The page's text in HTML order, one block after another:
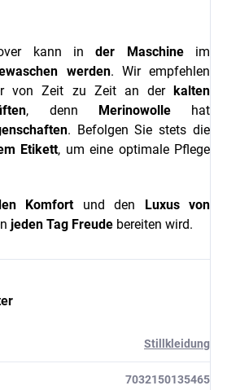
kann inder Maschineim
werden. Wir empfehlen
von Zeit zu Zeit an der
kalten
, denn Merinowollehat
. Befolgen Sie stets die
Etikett, um eine optimale Pflege
Komfortund den
Luxus von
jeden Tag Freude bereiten wird.
Stillkleidung
7032150135465